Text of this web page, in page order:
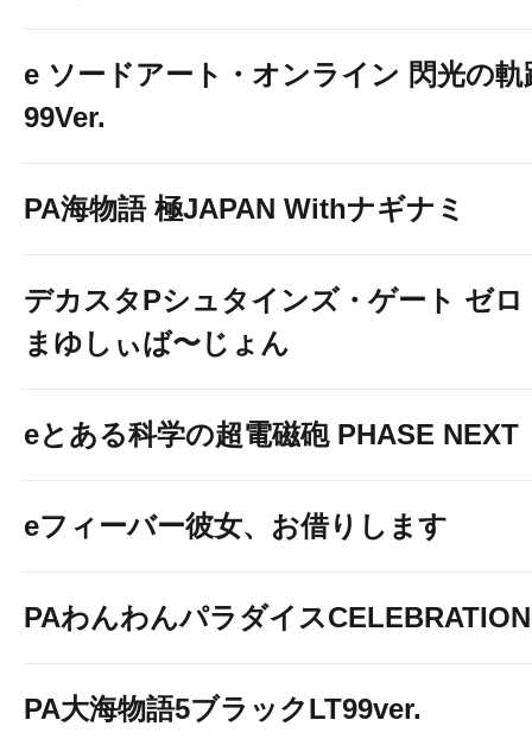
e ソードアート・オンライン 閃光の軌
99Ver.
PA海物語 極JAPAN Withナギナミ
デカスタPシュタインズ・ゲート ゼロ
まゆしぃば〜じょん
eとある科学の超電磁砲 PHASE NEXT
eフィーバー彼女、お借りします
PAわんわんパラダイスCELEBRATION
PA大海物語5ブラックLT99ver.